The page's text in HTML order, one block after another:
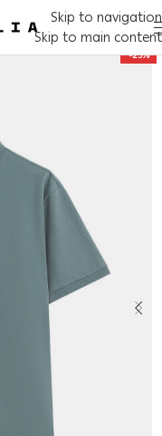
Skip to navigation
Skip to main content
-25%